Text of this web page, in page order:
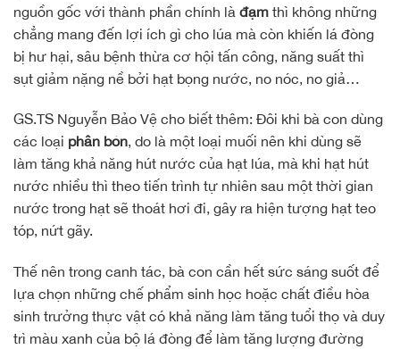
nguồn gốc với thành phần chính là đạm thì không những
chẳng mang đến lợi ích gì cho lúa mà còn khiến lá đòng
bị hư hại, sâu bệnh thừa cơ hội tấn công, năng suất thì
sụt giảm nặng nề bởi hạt bọng nước, no nóc, no giả…
GS.TS Nguyễn Bảo Vệ cho biết thêm: Đôi khi bà con dùng
các loại phân bón, do là một loại muối nên khi dùng sẽ
làm tăng khả năng hút nước của hạt lúa, mà khi hạt hút
nước nhiều thì theo tiến trình tự nhiên sau một thời gian
nước trong hạt sẽ thoát hơi đi, gây ra hiện tượng hạt teo
tóp, nứt gãy.
Thế nên trong canh tác, bà con cần hết sức sáng suốt để
lựa chọn những chế phẩm sinh học hoặc chất điều hòa
sinh trưởng thực vật có khả năng làm tăng tuổi thọ và duy
trì màu xanh của bộ lá đòng để làm tăng lượng đường